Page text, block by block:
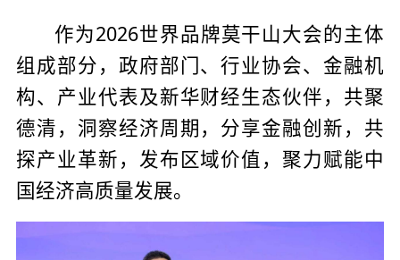
作为2026世界品牌莫干山大会的主体
组成部分，政府部门、行业协会、金融机
构、产业代表及新华财经生态伙伴，共聚
德清，洞察经济周期，分享金融创新，共
探产业革新，发布区域价值，聚力赋能中
国经济高质量发展。